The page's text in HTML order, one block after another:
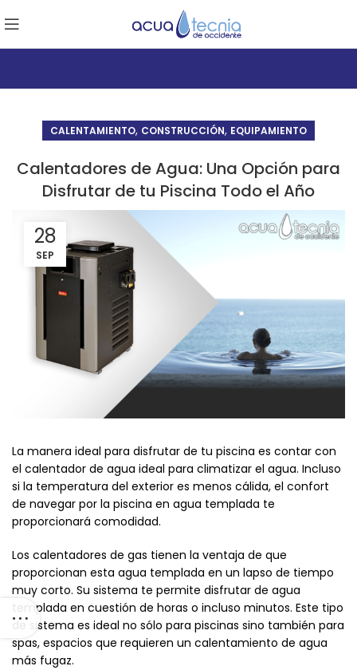
CALENTAMIENTO, CONSTRUCCIÓN, EQUIPAMIENTO
Calentadores de Agua: Una Opción para
Disfrutar de tu Piscina Todo el Año
28
SEP
La manera ideal para disfrutar de tu piscina es contar con
el calentador de agua ideal para climatizar el agua. Incluso
si la temperatura del exterior es menos cálida, el confort
de navegar por la piscina en agua templada te
proporcionará comodidad.
Los calentadores de gas tienen la ventaja de que
proporcionan esta agua templada en un lapso de tiempo
muy corto. Su sistema te permite disfrutar de agua
templada en cuestión de horas o incluso minutos. Este tipo
de sistema es ideal no sólo para piscinas sino también para
spas, espacios que requieren un calentamiento de agua
más fugaz.